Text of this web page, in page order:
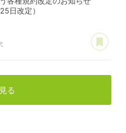
日改定）
る